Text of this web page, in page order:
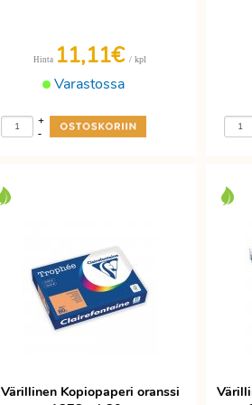
Varastossa
Hinta 11,11€ / kpl
-
+
Värillinen Kopiopaperi oranssi